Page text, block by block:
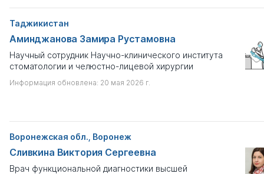
Таджикистан
Аминджанова Замира Рустамовна
Научный сотрудник Научно-клинического института
стоматологии и челюстно-лицевой хирургии
Информация обновлена: 20 мая 2026 г.
Воронежская обл., Воронеж
Сливкина Виктория Сергеевна
Врач функциональной диагностики высшей